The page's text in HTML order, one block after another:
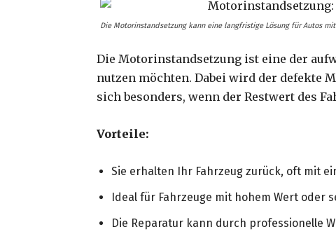
Die Motorinstandsetzung kann eine langfristige Lösung für Autos
Die Motorinstandsetzung ist eine der
nutzen möchten. Dabei wird der defekte
sich besonders, wenn der Restwert des
Vorteile:
Sie erhalten Ihr Fahrzeug zurück, oft mit
Ideal für Fahrzeuge mit hohem Wert oder
Die Reparatur kann durch professionelle